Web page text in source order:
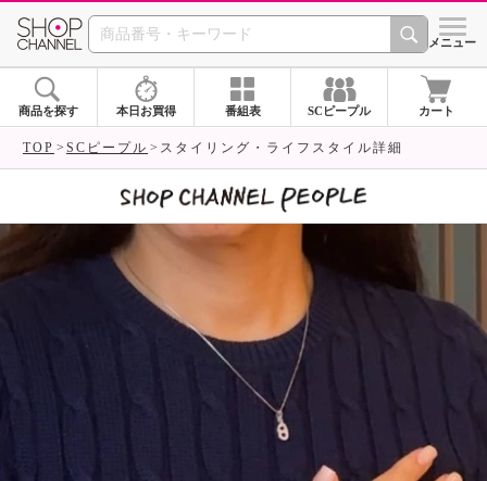
SHOP CHANNEL シメニュー
商品を探す 本日お買得 番組表 SCピープル カート
TOP SCピープル スタイリング・ライフスタイル詳細